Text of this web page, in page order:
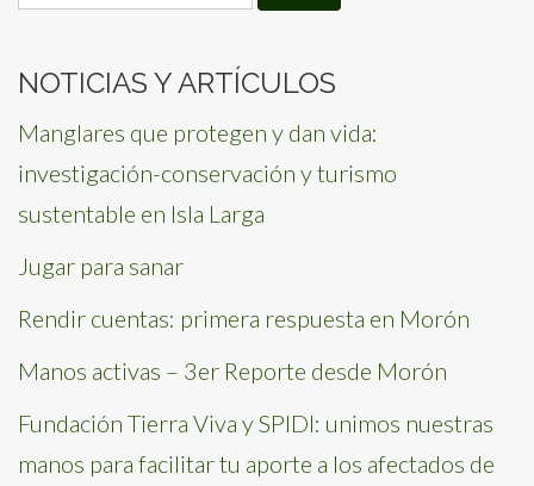
for:
NOTICIAS Y ARTÍCULOS
Manglares que protegen y dan vida:
investigación-conservación y turismo
sustentable en Isla Larga
Jugar para sanar
Rendir cuentas: primera respuesta en Morón
Manos activas – 3er Reporte desde Morón
Fundación Tierra Viva y SPIDI: unimos nuestras
manos para facilitar tu aporte a los afectados de